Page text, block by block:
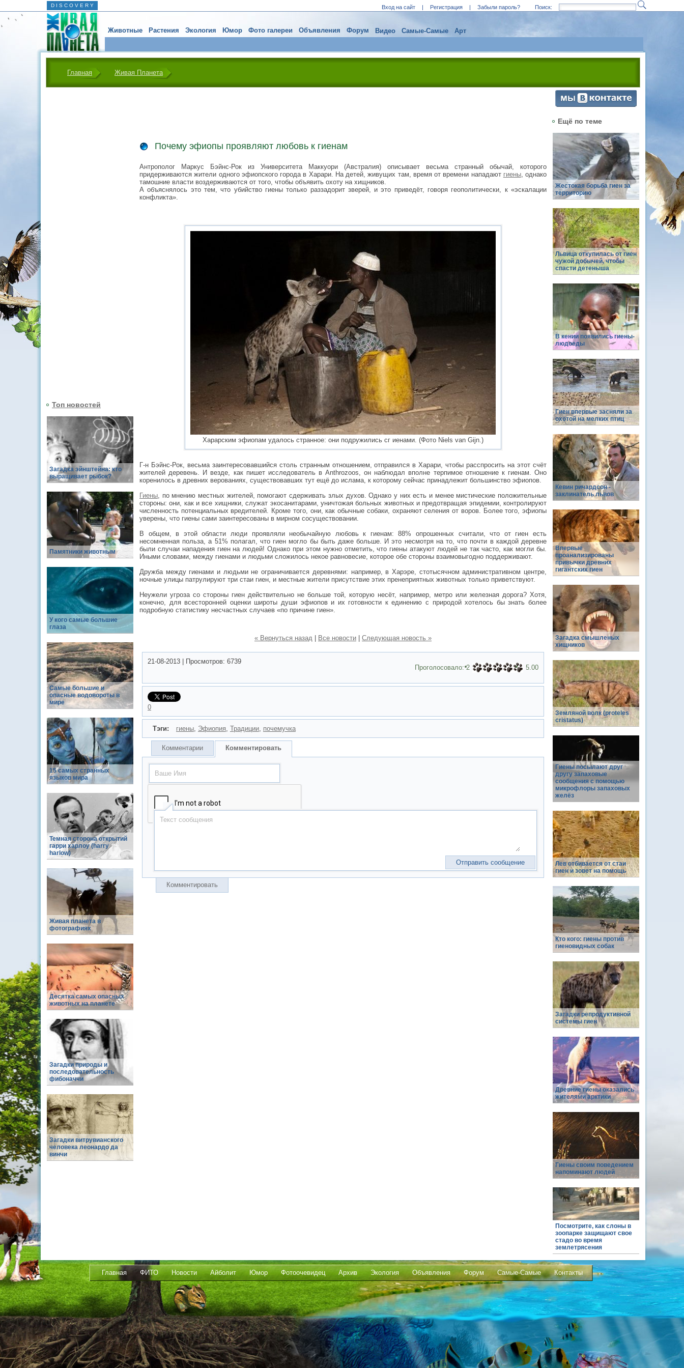
D I S C O V E R Y Вход на сайт | Регистрация | Забыли пароль? Поиск:
Животные Растения Экология Юмор Фото галереи Объявления Форум Видео Самые-Самые Арт
Главная Живая Планета
Топ новостей
Загадка эйнштейна: кто
выращивает рыбок?
Памятники животным
У кого самые большие
глаза
Самые большие и
опасные водовороты в
мире
15 самых странных
языков мира
Темная сторона открытий
гарри харлоу (harry
harlow)
Живая планета в
фотографиях
Десятка самых опасных
животных на планете
Загадки природы и
последовательность
фибоначчи
Загадки витрувианского
человека леонардо да
винчи
Почему эфиопы проявляют любовь к гиенам
Антрополог Маркус Бэйнс-Рок из Университета Маккуори (Австралия) описывает весьма странный обычай, которого
придерживаются жители одного эфиопского города в Харари. На детей, живущих там, время от времени нападают гиены, однако
тамошние власти воздерживаются от того, чтобы объявить охоту на хищников.
А объяснялось это тем, что убийство гиены только раззадорит зверей, и это приведёт, говоря геополитически, к «эскалации
конфликта».
Харарским эфиопам удалось странное: они подружились сг иенами. (Фото Niels van Gijn.)
Г-н Бэйнс-Рок, весьма заинтересовавшийся столь странным отношением, отправился в Харари, чтобы расспросить на этот счёт
жителей деревень. И везде, как пишет исследователь в Anthrozoos, он наблюдал вполне терпимое отношение к гиенам. Оно
коренилось в древних верованиях, существовавших тут ещё до ислама, к которому сейчас принадлежит большинство эфиопов.
Гиены, по мнению местных жителей, помогают сдерживать злых духов. Однако у них есть и менее мистические положительные
стороны: они, как и все хищники, служат экосанитарами, уничтожая больных животных и предотвращая эпидемии, контролируют
численность потенциальных вредителей. Кроме того, они, как обычные собаки, охраняют селения от воров. Более того, эфиопы
уверены, что гиены сами заинтересованы в мирном сосуществовании.
В общем, в этой области люди проявляли необычайную любовь к гиенам: 88% опрошенных считали, что от гиен есть
несомненная польза, а 51% полагал, что гиен могло бы быть даже больше. И это несмотря на то, что почти в каждой деревне
были случаи нападения гиен на людей! Однако при этом нужно отметить, что гиены атакуют людей не так часто, как могли бы.
Иными словами, между гиенами и людьми сложилось некое равновесие, которое обе стороны взаимовыгодно поддерживают.
Дружба между гиенами и людьми не ограничивается деревнями: например, в Харэре, стотысячном административном центре,
ночные улицы патрулируют три стаи гиен, и местные жители присутствие этих пренеприятных животных только приветствуют.
Неужели угроза со стороны гиен действительно не больше той, которую несёт, например, метро или железная дорога? Хотя,
конечно, для всесторонней оценки широты души эфиопов и их готовности к единению с природой хотелось бы знать более
подробную статистику несчастных случаев «по причине гиен».
« Вернуться назад Все новости Следующая новость »
21-08-2013 Просмотров: 6739
Проголосовало:2 5.00
0
Тэги: гиены, Эфиопия, Традиции, почемучка
Комментарии Комментировать
Комментировать
Ещё по теме
Жестокая борьба гиен за
территорию
Львица откупилась от гиен
чужой добычей, чтобы
спасти детеныша
В кении появились гиены-
людоеды
Гиен впервые засняли за
охотой на мелких птиц
Кевин ричардсон -
заклинатель львов
Впервые
проанализированы
привычки древних
гигантских гиен
Загадка смышленых
хищников
Земляной волк (proteles
cristatus)
Гиены посылают друг
другу запаховые
сообщения с помощью
микрофлоры запаховых
желёз
Лев отбивается от стаи
гиен и зовет на помощь
Кто кого: гиены против
гиеновидных собак
Загадки репродуктивной
системы гиен
Древние гиены оказались
жителями арктики
Гиены своим поведением
напоминают людей
Посмотрите, как слоны в
зоопарке защищают свое
стадо во время
землетрясения
Главная ФИТО Новости Айболит Юмор Фотоочевидец Архив Экология Объявления Форум Самые-Самые Контакты